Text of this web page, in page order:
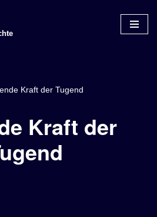
Kraft der Tugend
Kraft der